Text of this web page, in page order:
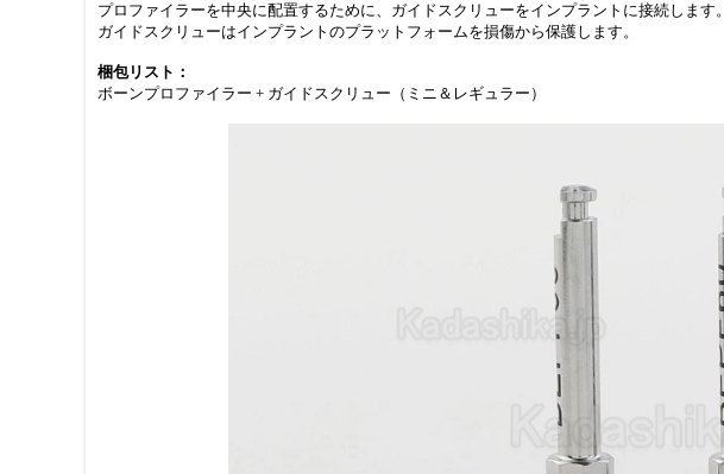
プロファイラーを中央に配置するために、ガイドスクリューをインプラントに接続します。
ガイドスクリューはインプラントのプラットフォームを損傷から保護します。
梱包リスト：
ボーンプロファイラー + ガイドスクリュー（ミニ＆レギュラー）